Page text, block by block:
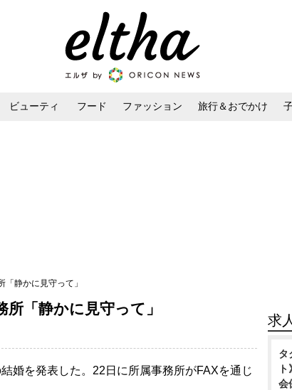
ビューティ フード ファッション 旅行＆おでかけ
静かに見守って」
「静かに見守って」
結婚を発表した。22日に所属事務所がFAXを通じ
求
タ
会